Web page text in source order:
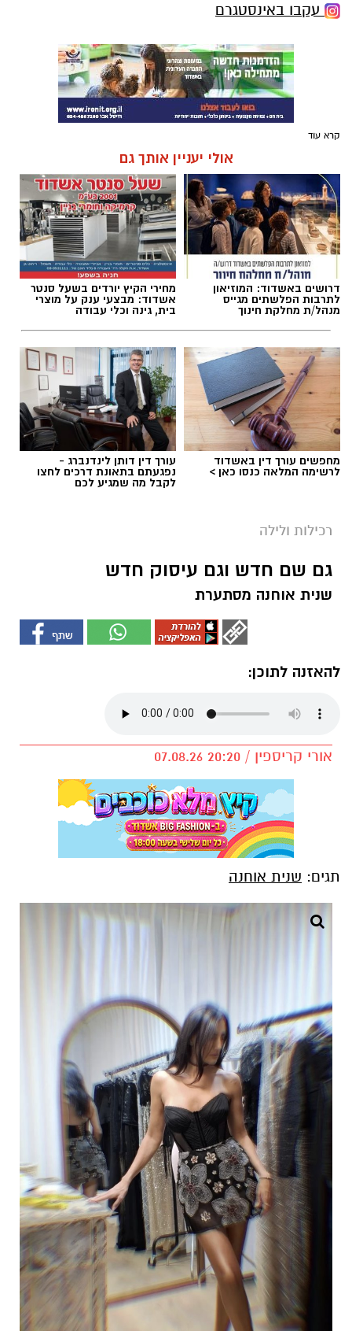
עקבו באינסטגרם
קרא עוד
אולי יעניין אותך גם
דרושים באשדוד: המוזיאון
לתרבות הפלשתים מגייס
מנהל/ת מחלקת חינוך
מחירי הקיץ יורדים בשעל סנטר
אשדוד: מבצעי ענק על מוצרי
בית, גינה וכלי עבודה
מחפשים עורך דין באשדוד
לרשימה המלאה כנסו כאן >
עורך דין דותן לינדנברג -
נפגעתם בתאונת דרכים לחצו
לקבל מה שמגיע לכם
רכילות ולילה
גם שם חדש וגם עיסוק חדש
שנית אוחנה מסתערת
להאזנה לתוכן:
אורי קריספין / 20:20 07.08.26
תגים: שנית אוחנה